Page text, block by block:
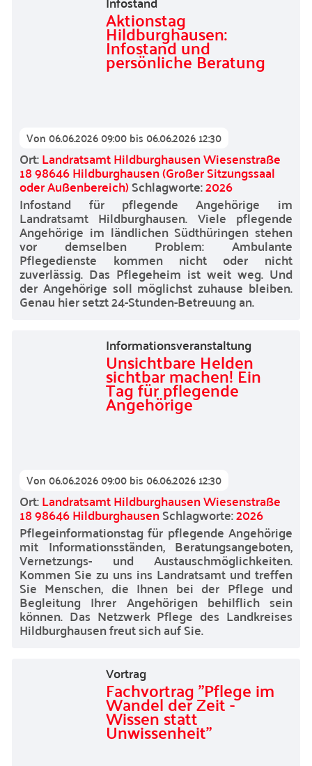
Aktionstag
Hildburghausen:
Infostand und
persönliche Beratung
Von06.06.2026 09:00bis06.06.2026 12:30
Ort:Landratsamt Hildburghausen Wiesenstraße
18 98646 Hildburghausen (Großer Sitzungssaal
oder Außenbereich)Schlagworte:2026
Infostand für pflegende Angehörige im
Landratsamt Hildburghausen. Viele pflegende
Angehörige im ländlichen Südthüringen stehen
vor demselben Problem: Ambulante
Pflegedienste kommen nicht oder nicht
zuverlässig. Das Pflegeheim ist weit weg. Und
der Angehörige soll möglichst zuhause bleiben.
Genau hier setzt 24-Stunden-Betreuung an.
Informationsveranstaltung
Unsichtbare Helden
sichtbar machen! Ein
Tag für pflegende
Angehörige
Von06.06.2026 09:00bis06.06.2026 12:30
Ort:Landratsamt Hildburghausen Wiesenstraße
18 98646 HildburghausenSchlagworte:2026
Pflegeinformationstag für pflegende Angehörige
mit Informationsständen, Beratungsangeboten,
Vernetzungs- und Austauschmöglichkeiten.
Kommen Sie zu uns ins Landratsamt und treffen
Sie Menschen, die Ihnen bei der Pflege und
Begleitung Ihrer Angehörigen behilflich sein
können. Das Netzwerk Pflege des Landkreises
Hildburghausen freut sich auf Sie.
Vortrag
Fachvortrag "Pflege im
Wandel der Zeit -
Wissen statt
Unwissenheit"